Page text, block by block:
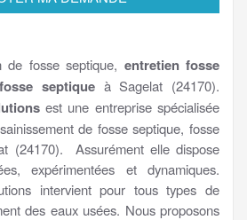
de fosse septique, entretien fosse
septique à Sagelat (24170).
est une entreprise spécialisée
de fosse septique, fosse
(24170). Assurément elle dispose
expérimentées et dynamiques.
intervient pour tous types de
des eaux usées. Nous proposons